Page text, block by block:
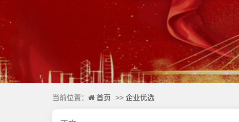
当前位置： 首页 >> 企业优选